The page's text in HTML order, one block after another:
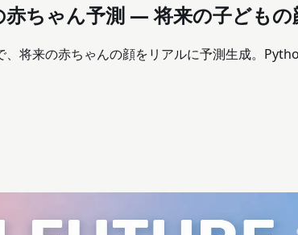
ちゃん予測 — 将来の子どもの
将来の赤ちゃんの顔をリアルに予測生成。